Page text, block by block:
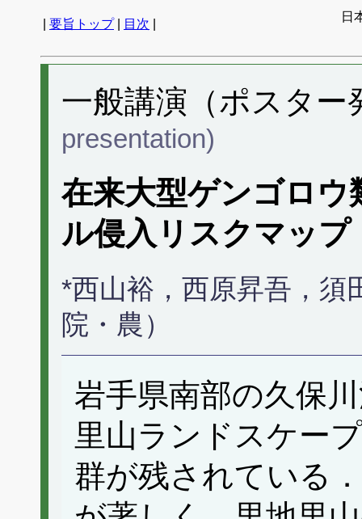
要旨トップ| 目次
日
一般講演（ポスタ
presentation)
在来大型ゲンゴロ
ル侵入リスクマップ
*西山裕，西原昇吾，須
院・農）
岩手県南部の久保
里山ランドスケー
群が残されている